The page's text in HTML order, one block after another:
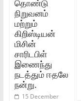
தொண்டு
நிறுவனம்
மற்றும்
கிறிஸ்டியன்
மிசின்
சாரிடபிள்
இணைந்து
நடத்தும் ஈதலே
நன்று.
15 December